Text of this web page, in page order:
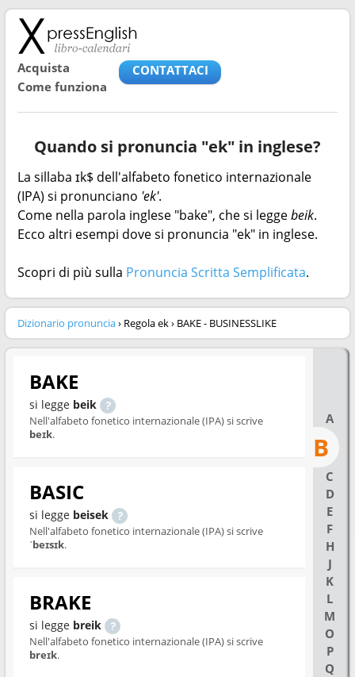
Acquista
Come funziona
CONTATTACI
Quando si pronuncia "ek" in inglese?
La sillaba ɪk$ dell'alfabeto fonetico internazionale
(IPA) si pronunciano 'ek'.
Come nella parola inglese "bake", che si leggebeik.
Ecco altri esempi dove si pronuncia "ek" in inglese.
Scopri di più sulla Pronuncia Scritta Semplificata.
Dizionario pronuncia› Regola ek › BAKE - BUSINESSLIKE
A
B
C
D
E
F
H
J
K
L
M
O
P
Q
BAKE
si legge beik
Nell'alfabeto fonetico internazionale (IPA) si scrive
beɪk.
BASIC
si legge beisek
Nell'alfabeto fonetico internazionale (IPA) si scrive
ˈbeɪsɪk.
BRAKE
si legge breik
Nell'alfabeto fonetico internazionale (IPA) si scrive
breɪk.